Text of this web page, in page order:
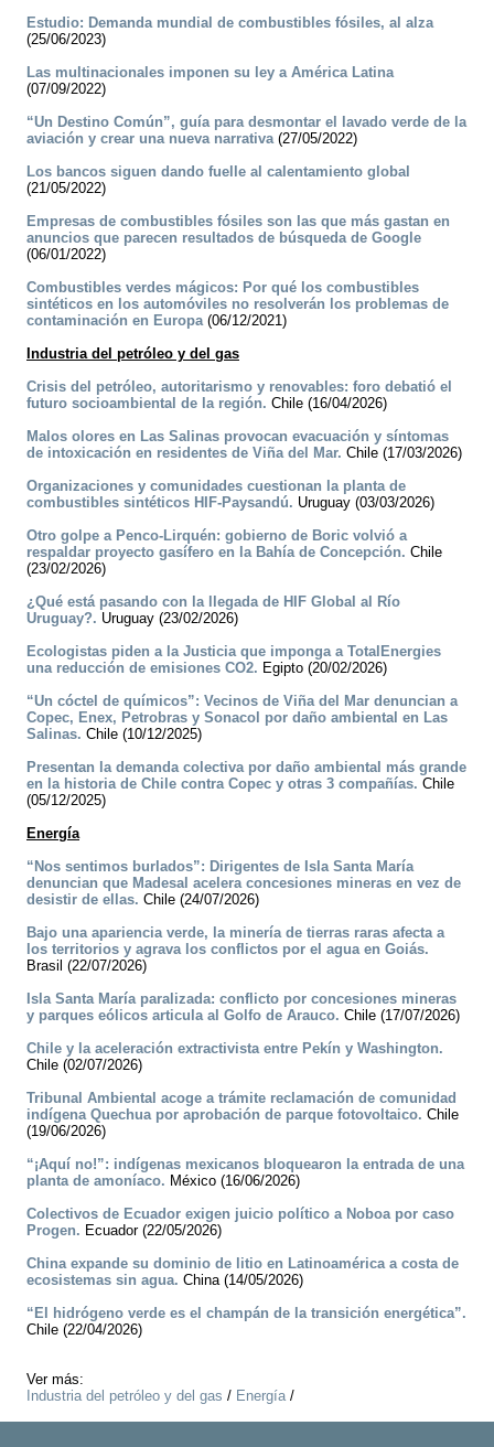
Estudio: Demanda mundial de combustibles fósiles, al alza
(25/06/2023)
Las multinacionales imponen su ley a América Latina
(07/09/2022)
“Un Destino Común”, guía para desmontar el lavado verde de la
aviación y crear una nueva narrativa(27/05/2022)
Los bancos siguen dando fuelle al calentamiento global
(21/05/2022)
Empresas de combustibles fósiles son las que más gastan en
anuncios que parecen resultados de búsqueda de Google
(06/01/2022)
Combustibles verdes mágicos: Por qué los combustibles
sintéticos en los automóviles no resolverán los problemas de
contaminación en Europa(06/12/2021)
Industria del petróleo y del gas
Crisis del petróleo, autoritarismo y renovables: foro debatió el
futuro socioambiental de la región. Chile (16/04/2026)
Malos olores en Las Salinas provocan evacuación y síntomas
de intoxicación en residentes de Viña del Mar. Chile (17/03/2026)
Organizaciones y comunidades cuestionan la planta de
combustibles sintéticos HIF-Paysandú. Uruguay (03/03/2026)
Otro golpe a Penco-Lirquén: gobierno de Boric volvió a
respaldar proyecto gasífero en la Bahía de Concepción. Chile
(23/02/2026)
¿Qué está pasando con la llegada de HIF Global al Río
Uruguay?. Uruguay (23/02/2026)
Ecologistas piden a la Justicia que imponga a TotalEnergies
una reducción de emisiones CO2. Egipto (20/02/2026)
“Un cóctel de químicos”: Vecinos de Viña del Mar denuncian a
Copec, Enex, Petrobras y Sonacol por daño ambiental en Las
Salinas. Chile (10/12/2025)
Presentan la demanda colectiva por daño ambiental más grande
en la historia de Chile contra Copec y otras 3 compañías. Chile
(05/12/2025)
Energía
“Nos sentimos burlados”: Dirigentes de Isla Santa María
denuncian que Madesal acelera concesiones mineras en vez de
desistir de ellas. Chile (24/07/2026)
Bajo una apariencia verde, la minería de tierras raras afecta a
los territorios y agrava los conflictos por el agua en Goiás.
Brasil (22/07/2026)
Isla Santa María paralizada: conflicto por concesiones mineras
y parques eólicos articula al Golfo de Arauco. Chile (17/07/2026)
Chile y la aceleración extractivista entre Pekín y Washington.
Chile (02/07/2026)
Tribunal Ambiental acoge a trámite reclamación de comunidad
indígena Quechua por aprobación de parque fotovoltaico. Chile
(19/06/2026)
“¡Aquí no!”: indígenas mexicanos bloquearon la entrada de una
planta de amoníaco. México (16/06/2026)
Colectivos de Ecuador exigen juicio político a Noboa por caso
Progen. Ecuador (22/05/2026)
China expande su dominio de litio en Latinoamérica a costa de
ecosistemas sin agua. China (14/05/2026)
“El hidrógeno verde es el champán de la transición energética”.
Chile (22/04/2026)
Ver más:
Industria del petróleo y del gas / Energía/